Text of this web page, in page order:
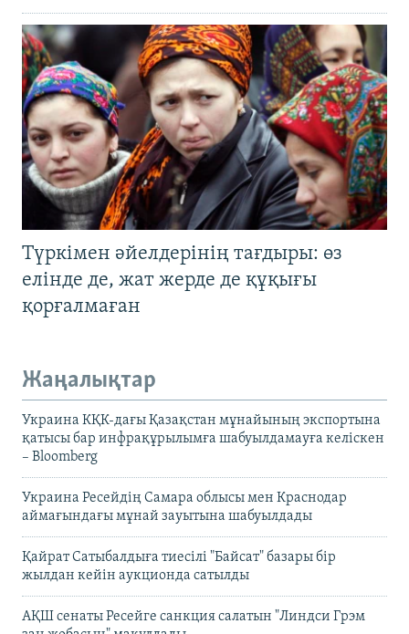
Түркімен әйелдерінің тағдыры: өз
елінде де, жат жерде де құқығы
қорғалмаған
Жаңалықтар
Украина КҚК-дағы Қазақстан мұнайының экспортына
қатысы бар инфрақұрылымға шабуылдамауға келіскен
– Bloomberg
Украина Ресейдің Самара облысы мен Краснодар
аймағындағы мұнай зауытына шабуылдады
Қайрат Сатыбалдыға тиесілі "Байсат" базары бір
жылдан кейін аукционда сатылды
АҚШ сенаты Ресейге санкция салатын "Линдси Грэм